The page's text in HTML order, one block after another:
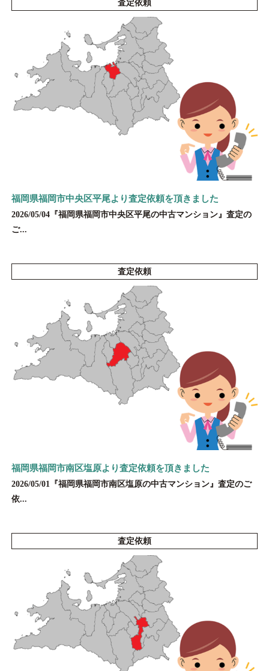
査定依頼
福岡県福岡市中央区平尾より査定依頼を頂きました
2026/05/04『福岡県福岡市中央区平尾の中古マンション』査定の
ご...
査定依頼
福岡県福岡市南区塩原より査定依頼を頂きました
2026/05/01『福岡県福岡市南区塩原の中古マンション』査定のご
依...
査定依頼